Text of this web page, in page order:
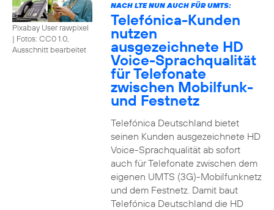
Pixabay User rawpixel
| Fotos: CC0 1.0,
Ausschnitt bearbeitet
NACH LTE NUN AUCH FÜR UMTS:
Telefónica-Kunden
nutzen
ausgezeichnete HD
Voice-Sprachqualität
für Telefonate
zwischen Mobilfunk-
und Festnetz
Telefónica Deutschland bietet
seinen Kunden ausgezeichnete HD
Voice-Sprachqualität ab sofort
auch für Telefonate zwischen dem
eigenen UMTS (3G)-Mobilfunknetz
und dem Festnetz. Damit baut
Telefónica Deutschland die HD